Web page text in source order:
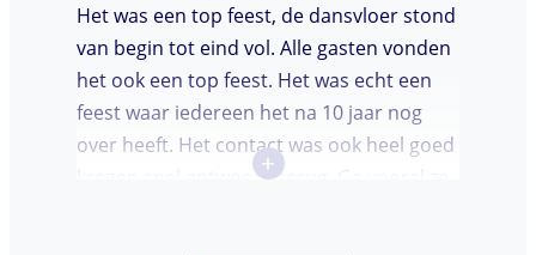
Het was een top feest, de dansvloer stond
van begin tot eind vol. Alle gasten vonden
het ook een top feest. Het was echt een
feest waar iedereen het na 10 jaar nog
over heeft. Het contact was ook heel goed
kregen snel antwoord terug. Ga vooral zo
+